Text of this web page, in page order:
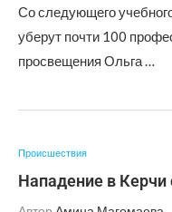
Со следующего
уберут почти 100
просвещения Ольга …
Происшествия
Нападение в Керчи